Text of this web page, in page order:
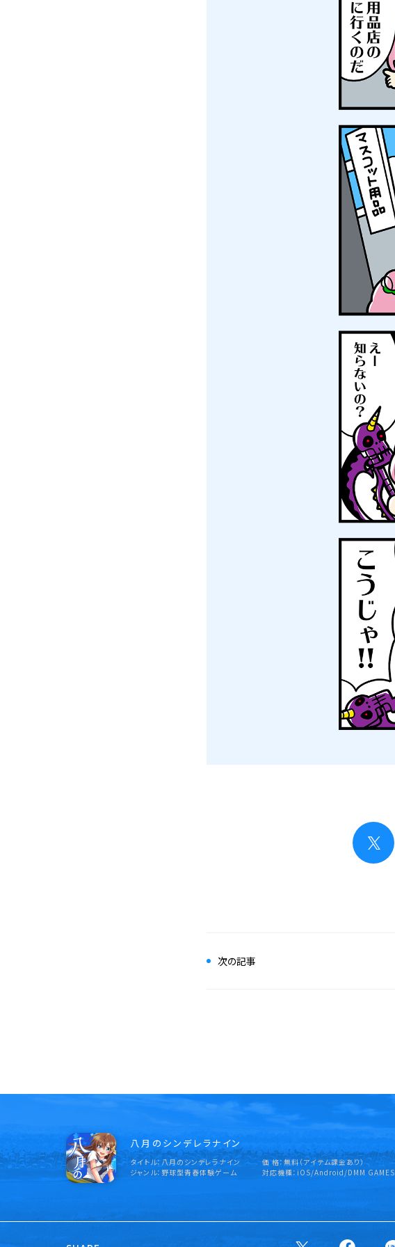
次の記事
八月のシンデレラナイン
タイトル 八月のシンデレラナイン
ジャンル 野球型青春体験ゲーム
価 格 無料（アイテム課金あり）
対応機種 iOS/Android/DMM GAMES